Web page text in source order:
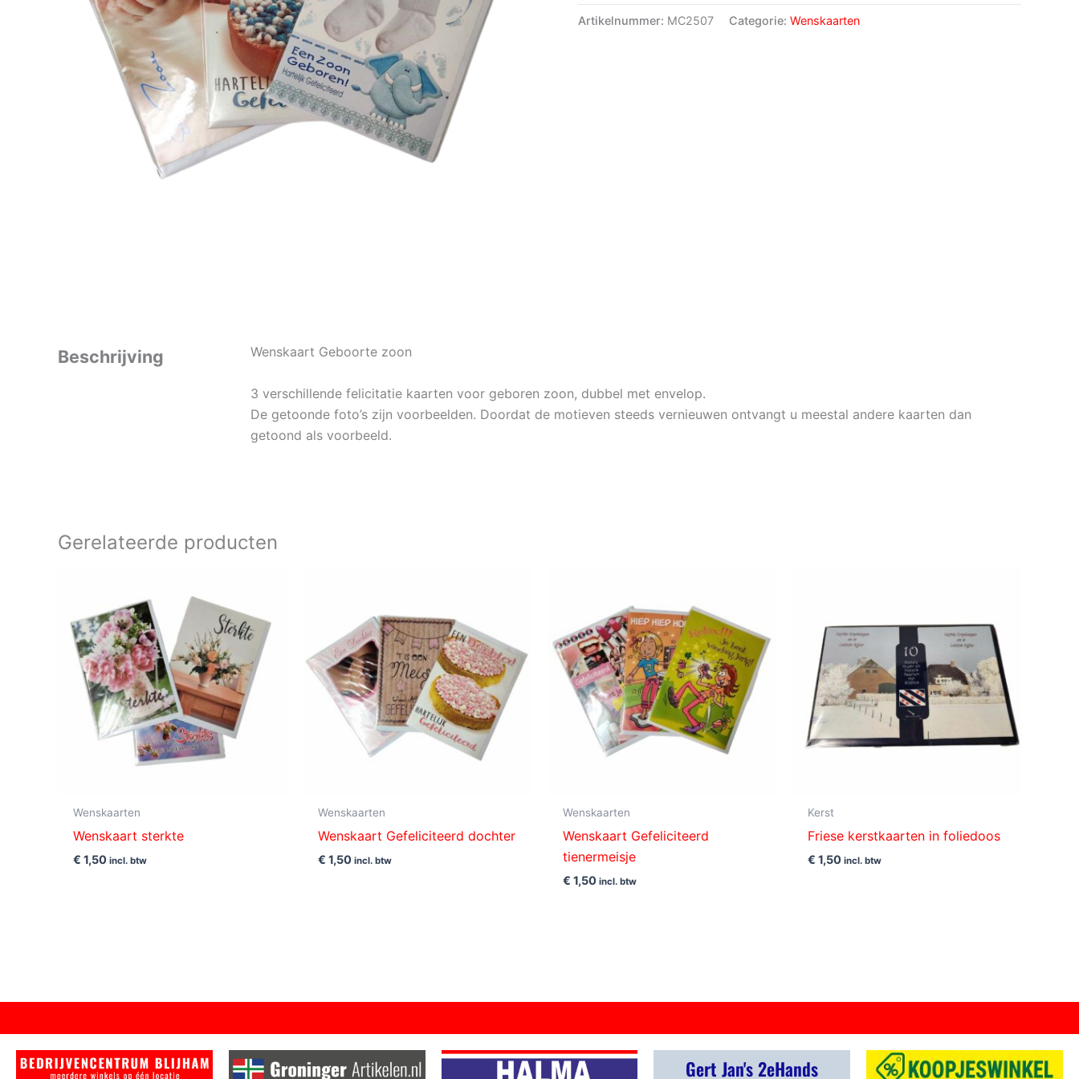
Artikelnummer: MC2507 Categorie: Wenskaarten
Beschrijving Wenskaart Geboorte zoon
3 verschillende felicitatie kaarten voor geboren zoon, dubbel met envelop.
De getoonde foto’s zijn voorbeelden. Doordat de motieven steeds vernieuwen ontvangt u meestal andere kaarten dan
getoond als voorbeeld.
Gerelateerde producten
Wenskaarten
Wenskaart sterkte
€ 1,50 incl. btw
Wenskaarten
Wenskaart Gefeliciteerd dochter
€ 1,50 incl. btw
Wenskaarten
Wenskaart Gefeliciteerd
tienermeisje
€ 1,50 incl. btw
Kerst
Friese kerstkaarten in foliedoos
€ 1,50 incl. btw
Gert Jan's 2eHands